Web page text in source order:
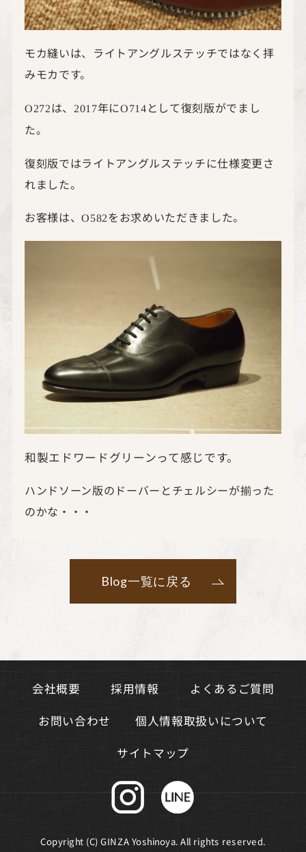
モカ縫いは、ライトアングルステッチではなく拝
みモカです。
O272は、 2017年にO714 として復刻版がでまし
た。
復刻版ではライトアングルステッチに仕様変更さ
れました。
お客様は、O582をお求めいただきました。
和製エドワードグリーンって感じです。
ハンドソーン版のドーバーとチェルシーが揃った
のかな・・・
Blog一覧に戻る
会社概要 採用情報 よくあるご質問
お問い合わせ 個人情報取扱いについて
サイトマップ
Copyright (C) GINZA Yoshinoya. All rights reserved.